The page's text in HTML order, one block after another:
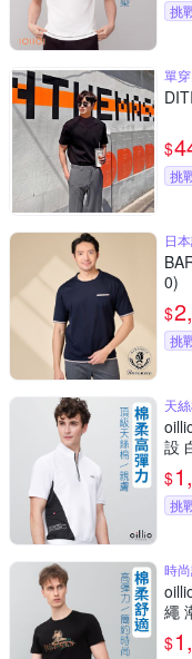
挑
單
$
挑
日
0)
$
挑
天
設
$
挑
時
繩
$